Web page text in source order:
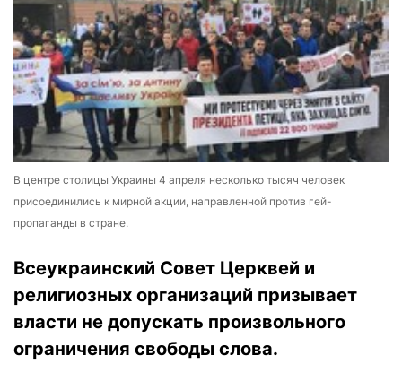
В центре столицы Украины 4 апреля несколько тысяч человек
присоединились к мирной акции, направленной против гей-
пропаганды в стране.
Всеукраинский Совет Церквей и
религиозных организаций призывает
власти не допускать произвольного
ограничения свободы слова.